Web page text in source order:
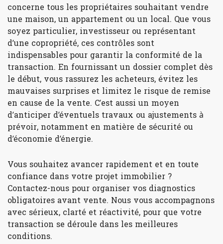
concerne tous les propriétaires souhaitant vendre
une maison, un appartement ou un local. Que vous
soyez particulier, investisseur ou représentant
d’une copropriété, ces contrôles sont
indispensables pour garantir la conformité de la
transaction. En fournissant un dossier complet dès
le début, vous rassurez les acheteurs, évitez les
mauvaises surprises et limitez le risque de remise
en cause de la vente. C’est aussi un moyen
d’anticiper d’éventuels travaux ou ajustements à
prévoir, notamment en matière de sécurité ou
d’économie d’énergie.
Vous souhaitez avancer rapidement et en toute
confiance dans votre projet immobilier ?
Contactez-nous pour organiser vos diagnostics
obligatoires avant vente. Nous vous accompagnons
avec sérieux, clarté et réactivité, pour que votre
transaction se déroule dans les meilleures
conditions.